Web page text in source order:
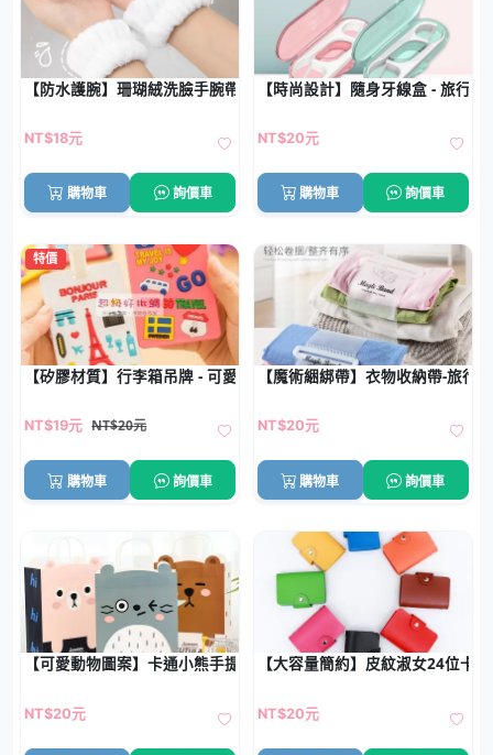
【防水護腕】珊瑚絨洗臉手腕帶2入 - 袖口防濕擦汗神器
NT$18元
購物車 詢價車
【時尚設計】隨身牙線盒 - 旅行
NT$20元
購物車 詢價車
特價
【矽膠材質】行李箱吊牌 - 可愛造型識別牌
NT$19元 NT$20元
購物車 詢價車
【魔術綑綁帶】衣物收納帶-旅行
NT$20元
購物車 詢價車
【可愛動物圖案】卡通小熊手提紙袋 - 送禮必備小巧禮品袋
NT$20元
【大容量簡約】皮紋淑女24位卡
NT$20元